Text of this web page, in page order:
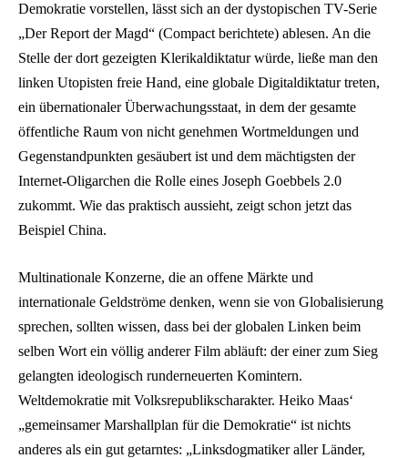
Demokratie vorstellen, lässt sich an der dystopischen TV-Serie
„Der Report der Magd“ (Compact berichtete) ablesen. An die
Stelle der dort gezeigten Klerikaldiktatur würde, ließe man den
linken Utopisten freie Hand, eine globale Digitaldiktatur treten,
ein übernationaler Überwachungsstaat, in dem der gesamte
öffentliche Raum von nicht genehmen Wortmeldungen und
Gegenstandpunkten gesäubert ist und dem mächtigsten der
Internet-Oligarchen die Rolle eines Joseph Goebbels 2.0
zukommt. Wie das praktisch aussieht, zeigt schon jetzt das
Beispiel China.
Multinationale Konzerne, die an offene Märkte und
internationale Geldströme denken, wenn sie von Globalisierung
sprechen, sollten wissen, dass bei der globalen Linken beim
selben Wort ein völlig anderer Film abläuft: der einer zum Sieg
gelangten ideologisch runderneuerten Komintern.
Weltdemokratie mit Volksrepublikscharakter. Heiko Maas‘
„gemeinsamer Marshallplan für die Demokratie“ ist nichts
anderes als ein gut getarntes: „Linksdogmatiker aller Länder,